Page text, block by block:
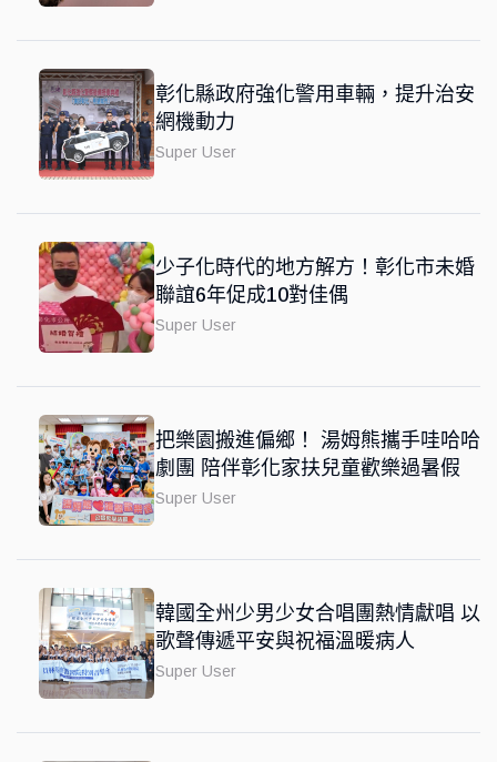
彰化縣政府強化警用車輛，提升治安
網機動力
Super User
少子化時代的地方解方！彰化市未婚
聯誼6年促成10對佳偶
Super User
把樂園搬進偏鄉！ 湯姆熊攜手哇哈哈
劇團 陪伴彰化家扶兒童歡樂過暑假
Super User
韓國全州少男少女合唱團熱情獻唱 以
歌聲傳遞平安與祝福溫暖病人
Super User